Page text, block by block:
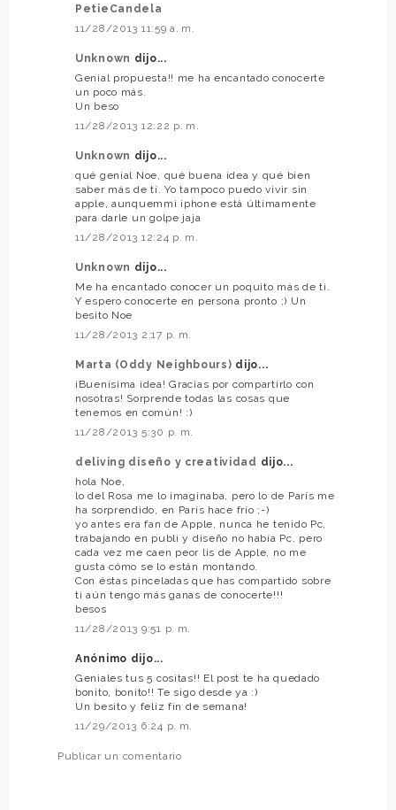
PetieCandela
11/28/2013 11:59 a. m.
Unknown dijo...
Genial propuesta!! me ha encantado conocerte
un poco más.
Un beso
11/28/2013 12:22 p. m.
Unknown dijo...
qué genial Noe, qué buena idea y qué bien
saber más de tí. Yo tampoco puedo vivir sin
apple, aunquemmi iphone está últimamente
para darle un golpe jaja
11/28/2013 12:24 p. m.
Unknown dijo...
Me ha encantado conocer un poquito más de ti.
Y espero conocerte en persona pronto ;) Un
besito Noe
11/28/2013 2:17 p. m.
Marta (Oddy Neighbours) dijo...
¡Buenísima idea! Gracias por compartirlo con
nosotras! Sorprende todas las cosas que
tenemos en común! :)
11/28/2013 5:30 p. m.
deliving diseño y creatividad dijo...
hola Noe,
lo del Rosa me lo imaginaba, pero lo de París me
ha sorprendido, en París hace frío ;-)
yo antes era fan de Apple, nunca he tenido Pc,
trabajando en publi y diseño no había Pc, pero
cada vez me caen peor lis de Apple, no me
gusta cómo se lo están montando.
Con éstas pinceladas que has compartido sobre
ti aún tengo más ganas de conocerte!!!
besos
11/28/2013 9:51 p. m.
Anónimo dijo...
Geniales tus 5 cositas!! El post te ha quedado
bonito, bonito!! Te sigo desde ya :)
Un besito y feliz fin de semana!
11/29/2013 6:24 p. m.
Publicar un comentario